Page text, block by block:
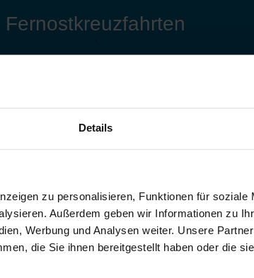
Details
zu personalisieren, Funktionen für soziale
Außerdem geben wir Informationen zu
Werbung und Analysen weiter. Unsere
die Sie ihnen bereitgestellt haben oder die
Fernostkreuzfahrten